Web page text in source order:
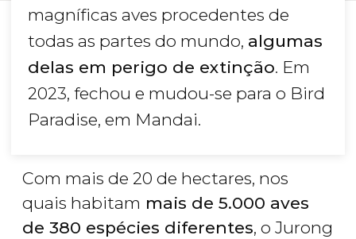
magníficas aves procedentes de
todas as partes do mundo, algumas
delas em perigo de extinção. Em
2023, fechou e mudou-se para o Bird
Paradise, em Mandai.
Com mais de 20 de hectares, nos
quais habitam mais de 5.000 aves
de 380 espécies diferentes, o Jurong